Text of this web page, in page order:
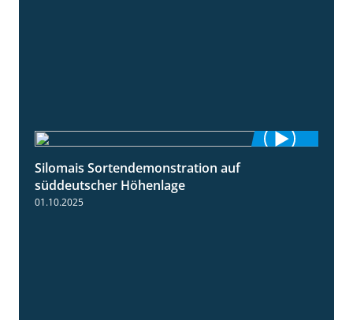
Silomais Sortendemonstration auf
süddeutscher Höhenlage
01.10.2025